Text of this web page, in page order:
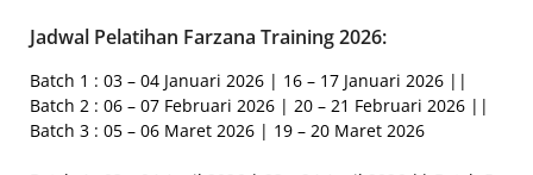
Jadwal Pelatihan Farzana Training 2026:
Batch 1 : 03 – 04 Januari 2026 | 16 – 17 Januari 2026 ||
Batch 2 : 06 – 07 Februari 2026 | 20 – 21 Februari 2026 ||
Batch 3 : 05 – 06 Maret 2026 | 19 – 20 Maret 2026